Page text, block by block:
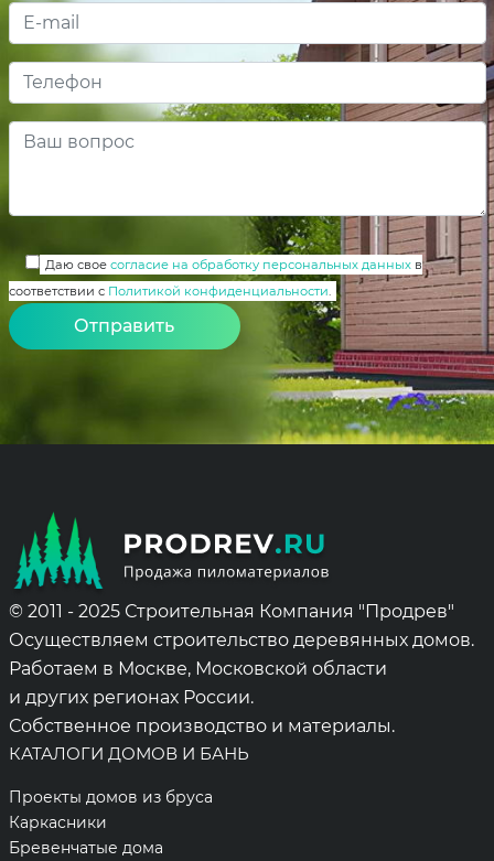
Даю свое согласие на обработку персональных данныхв
соответствии с Политикой конфиденциальности.
© 2011 - 2025 Строительная Компания "Продрев"
Осуществляем строительство деревянных домов.
Работаем в Москве, Московской области
и других регионах России.
Собственное производство и материалы.
КАТАЛОГИ ДОМОВ И БАНЬ
Проекты домов из бруса
Каркасники
Бревенчатые дома